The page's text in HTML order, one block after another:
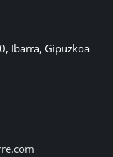
Ibarra, Gipuzkoa